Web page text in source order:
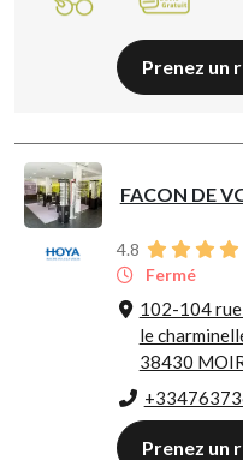
Prenez un
FACON DE
4.8
Fermé
102-104
le
38430
Prenez un